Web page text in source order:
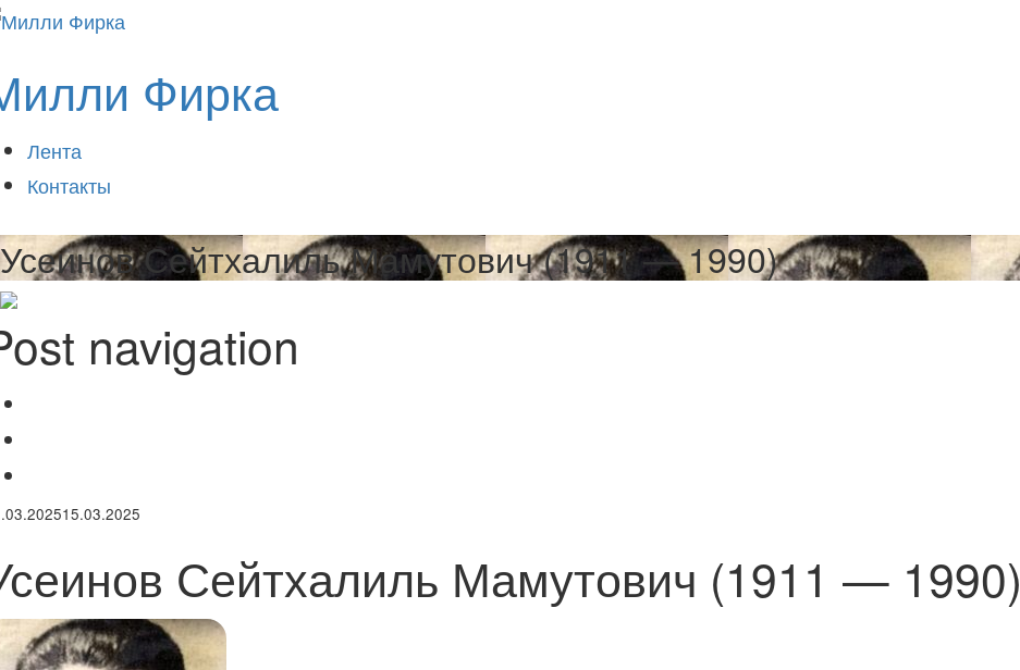
Фирка
Лента
Контакты
Усеинов Сейтхалиль Мамутович (1911 — 1990)
navigation
15.03.2025
Сейтхалиль Мамутович (1911 — 1990)